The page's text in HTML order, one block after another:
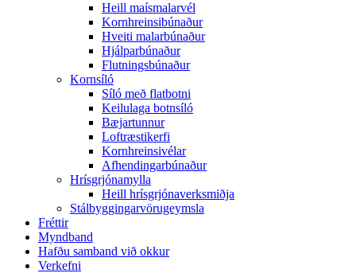
Heill maísmalarvél
Kornhreinsibúnaður
Hveiti malarbúnaður
Hjálparbúnaður
Flutningsbúnaður
Kornsíló
Síló með flatbotni
Keilulaga botnsíló
Bæjartunnur
Loftræstikerfi
Kornhreinsivélar
Afhendingarbúnaður
Hrísgrjónamylla
Heill hrísgrjónaverksmiðja
Stálbyggingarvörugeymsla
Fréttir
Myndband
Hafðu samband við okkur
Verkefni